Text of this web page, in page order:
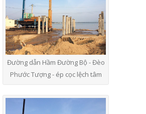
Đường dẫn Hầm Đường Bộ - Đèo
Phước Tượng - ép cọc lệch tâm